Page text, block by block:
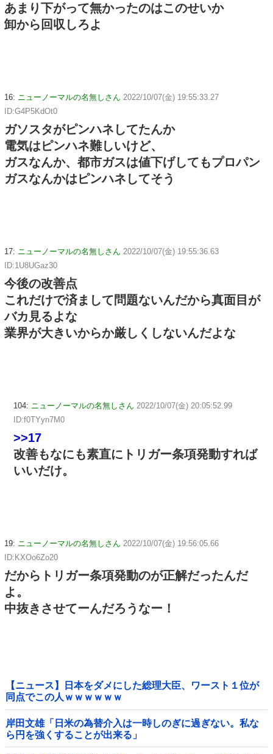
あまり下がって無かったのはこのせいか
卸から回収しろよ
16: ニューノーマルの名無しさん 2022/10/07(金) 19:55:33.27
ID:G4P5KdOt0
ガソスタがピンハネしてたんか
電気はピンハネ難しいけど、
ガスなんか、都市ガスは値下げしてもプロパン
ガスなんかはピンハネしてそう
17: ニューノーマルの名無しさん 2022/10/07(金) 19:55:36.63
ID:1U8UGaz30
今後の改善点
これだけで済まして問題ないんだから真面目が
バカ見るよな
業界が大きいからか厳しくしないんだよな
104: ニューノーマルの名無しさん 2022/10/07(金) 20:05:52.99
ID:f0TYyn7M0
>>17
改善もなにも素直にトリガー条項発動すれば
いいだけ。
19: ニューノーマルの名無しさん 2022/10/07(金) 19:56:05.66
ID:KXOo6Zo20
だからトリガー条項発動のが正解だったんだ
よ。
中抜きさせてーんだろうなー！
【ニュース】日本をダメにした総理大臣、ワースト１位が
同点でこの人ｗｗｗｗｗｗ
岸田文雄「日米の為替介入は一時しのぎに過ぎない。私な
ら円を強くすることが出来る」